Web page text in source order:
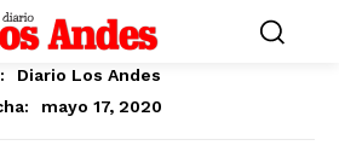
Diario Los Andes
mayo 17, 2020